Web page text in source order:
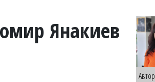
Янакиев
Автор